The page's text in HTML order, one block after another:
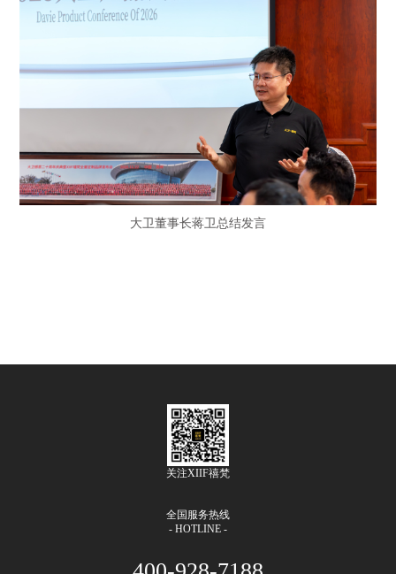
大卫董事长蒋卫总结发言
关注XIIF禧梵
全国服务热线
- HOTLINE -